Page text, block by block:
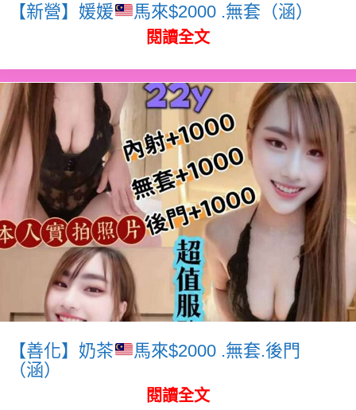
【新營】媛媛 馬來$2000 .無套（涵）
閱讀全文
【善化】奶茶
馬來$2000 .無套.後門
（涵）
閱讀全文